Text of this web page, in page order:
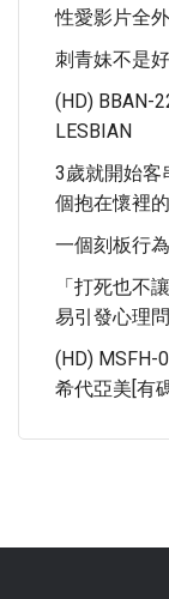
性愛影片全
刺青妹不是
(HD) BBAN-
LESBIAN
3歲就開始客
個抱在懷裡
一個刻板行
「打死也不
易引發心理
(HD) MSFH-
希代亞美[有